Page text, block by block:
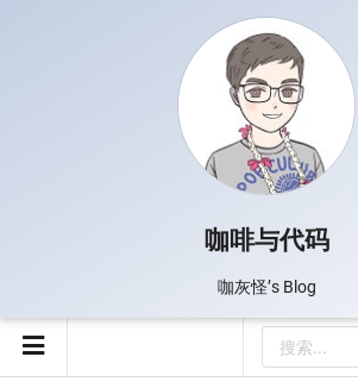
咖啡与代码
咖灰怪’s Blog